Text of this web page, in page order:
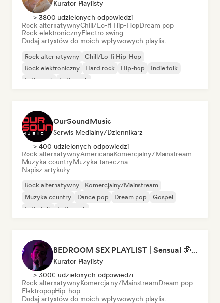
Kurator Playlisty
> 3800 udzielonych odpowiedzi
Rock alternatywnyChill/Lo-fi Hip-HopDream pop
Rock elektronicznyElectro swing
Dodaj artystów do moich wpływowych playlist
Rock alternatywny
Chill/Lo-fi Hip-Hop
Rock elektroniczny
Hard rock Hip-hop
Indie folk
Indie rock
Indie rock
OurSoundMusic
Serwis Medialny/Dziennikarz
> 400 udzielonych odpowiedzi
Rock alternatywnyAmericanaKomercjalny/Mainstream
Muzyka countryMuzyka taneczna
Napisz artykuły
Rock alternatywny
Komercjalny/Mainstream
Muzyka country
Dance pop Dream pop
Gospel
Indie folk
Indie rock
BEDROOM SEX PLAYLIST | Sensual 🔞 (Chase Atlantic - Swim, The Weeknd - Often, ZAYN, Two Feet) (sexy, dark, sad, chill, melancholy, moody, vibe, pop, rock, rnb, hiphop)
Kurator Playlisty
> 3000 udzielonych odpowiedzi
Rock alternatywnyKomercjalny/MainstreamDream pop
ElektropopHip-hop
Dodaj artystów do moich wpływowych playlist